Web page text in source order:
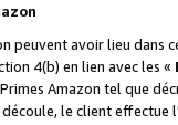
peuvent avoir lieu dans
4(b) en lien avec les «
Amazon tel que
le client